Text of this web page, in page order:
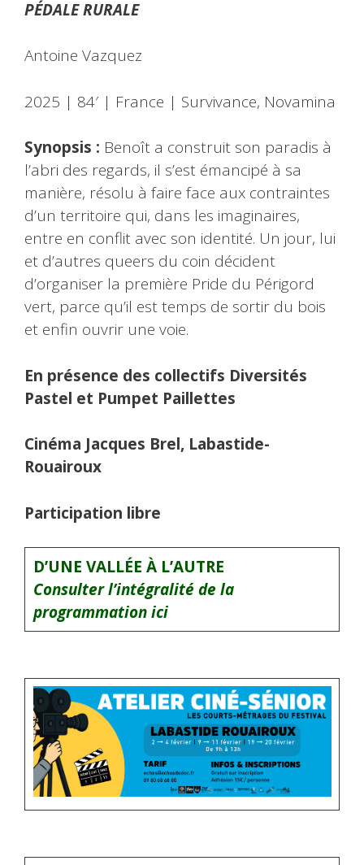
PÉDALE RURALE
Antoine Vazquez
2025 | 84′ | France | Survivance, Novamina
Synopsis : Benoît a construit son paradis à
l’abri des regards, il s’est émancipé à sa
manière, résolu à faire face aux contraintes
d’un territoire qui, dans les imaginaires,
entre en conflit avec son identité. Un jour, lui
et d’autres queers du coin décident
d’organiser la première Pride du Périgord
vert, parce qu’il est temps de sortir du bois
et enfin ouvrir une voie.
En présence des collectifs Diversités
Pastel et Pumpet Paillettes
Cinéma Jacques Brel, Labastide-
Rouairoux
Participation libre
D’UNE VALLÉE À L’AUTRE
Consulter l’intégralité de la
programmation ici